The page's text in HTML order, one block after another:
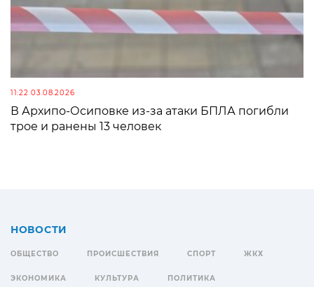
11:22 03.08.2026
В Архипо-Осиповке из-за атаки БПЛА погибли
трое и ранены 13 человек
НОВОСТИ
ОБЩЕСТВО ПРОИСШЕСТВИЯ СПОРТ ЖКХ
ЭКОНОМИКА КУЛЬТУРА ПОЛИТИКА